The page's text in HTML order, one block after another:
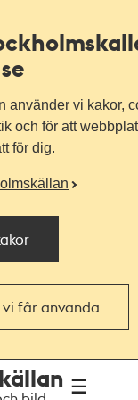
använder vi kakor,
och för att
för dig.
vi får använda